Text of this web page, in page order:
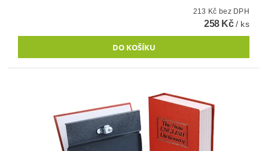
213 Kč bez DPH
258 Kč/ ks